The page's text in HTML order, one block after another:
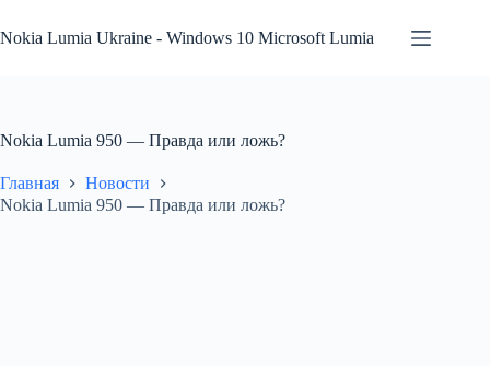
к
сути
Nokia Lumia Ukraine - Windows 10 Microsoft Lumia
Nokia Lumia 950 — Правда или ложь?
Главная
Новости
Nokia Lumia 950 — Правда или ложь?